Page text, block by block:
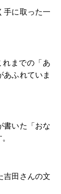
手に取った一
までの「あ
あふれていま
書いた「おな
吉田さんの文